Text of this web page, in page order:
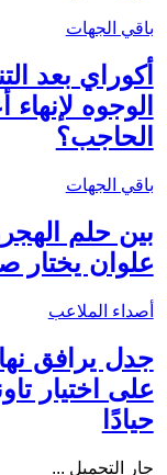
باقي الجهات
أكوراي بعد
الوجوه لإنهاء
الحاجب؟
باقي الجهات
بين حلم
علوان يختار
أصداء الملاعب
جدل يرافق
على اختيار
حيادًا
جار التحميل ...